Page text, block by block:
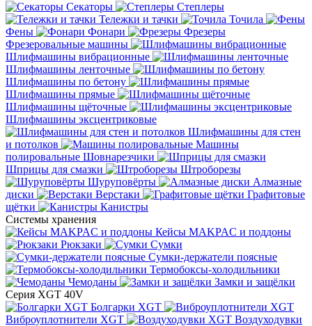
Секаторы
Степлеры
Тележки и тачки
Точила
Фены
Фонари
Фрезеры
Фрезеровальные машины
Шлифмашины вибрационные
Шлифмашины ленточные
Шлифмашины по бетону
Шлифмашины прямые
Шлифмашины щёточные
Шлифмашины эксцентриковые
Шлифмашины для стен
и потолков
Машины
полировальные Шовнарезчики
Шприцы для смазки
Штроборезы
Шуруповёрты
Алмазные
диски
Верстаки
Графитовые
щётки
Канистры
Системы хранения
Кейсы MAKPAC и поддоны
Рюкзаки
Сумки
Сумки-держатели поясные
Термобоксы-холодильники
Чемоданы
Замки и защёлки
Серия XGT 40V
Болгарки XGT
Виброуплотнители XGT
Воздуходувки